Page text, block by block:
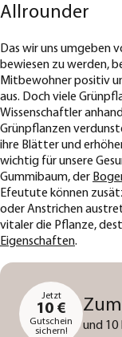
Allrounder
Das wir uns umgeben
bewiesen zu werden,
Mitbewohner positiv
aus. Doch viele
Wissenschaftler
Grünpflanzen
ihre Blätter und
wichtig für unsere
Gummibaum, der
Efeutute können
oder Anstrichen
vitaler die Pflanze,
Eigenschaften.
Jetzt
10 €
Gutschein
sichern!
und 10